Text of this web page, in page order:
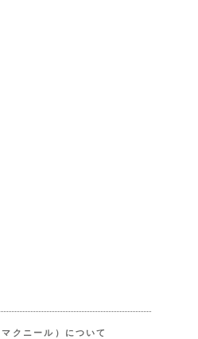
クニール）について